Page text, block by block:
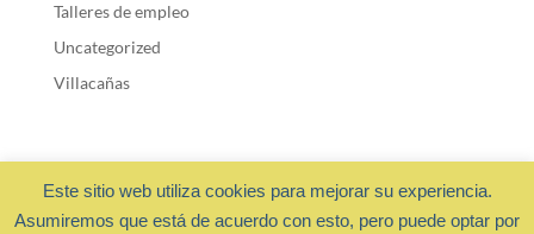
Talleres de empleo
Uncategorized
Villacañas
Este sitio web utiliza cookies para mejorar su experiencia.
Asumiremos que está de acuerdo con esto, pero puede optar por